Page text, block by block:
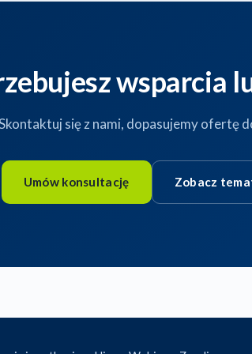
wsparcia
się z nami, dopasujemy ofertę
Umów konsultację Zobacz